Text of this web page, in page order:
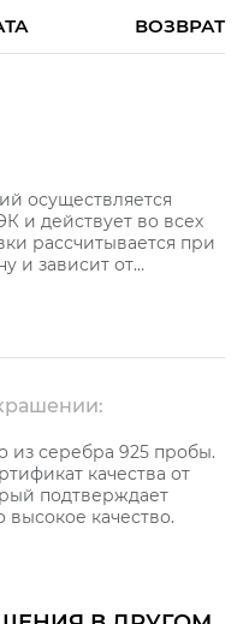
ВОЗВРАТ
осуществляется
и действует во всех
рассчитывается при
и зависит от
из серебра 925 пробы.
качества от
подтверждает
качество.